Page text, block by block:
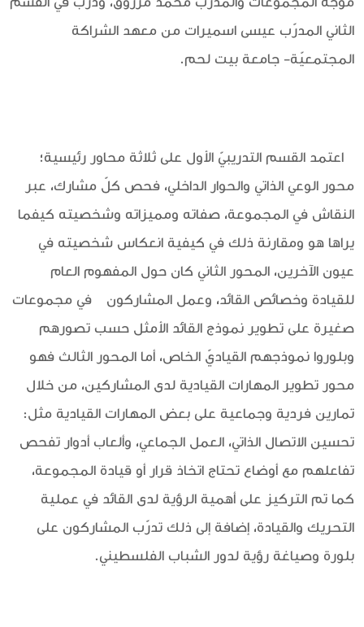
الثاني المدرّب عيسى اسميرات من معهد الشراكة
المجتمعيّة- جامعة بيت لحم.
اعتمد القسم التدريبيّ الأول على ثلاثة محاور رئيسية؛
محور الوعي الذاتي والحوار الداخلي، فحص كلّ مشارك، عبر
النقاش في المجموعة، صفاته ومميزاته وشخصيته كيفما
يراها هو ومقارنة ذلك في كيفية انعكاس شخصيته في
عيون الآخرين، المحور الثاني كان حول المفهوم العام
للقيادة وخصائص القائد، وعمل المشاركون في مجموعات
صغيرة على تطوير نموذج القائد الأمثل حسب تصورهم
وبلوروا نموذجهم القياديّ الخاص، أما المحور الثالث فهو
محور تطوير المهارات القيادية لدى المشاركين، من خلال
تمارين فردية وجماعية على بعض المهارات القيادية مثل:
تحسين الاتصال الذاتي، العمل الجماعي، وألعاب أدوار تفحص
تفاعلهم مع أوضاع تحتاج اتخاذ قرار أو قيادة المجموعة،
كما تم التركيز على أهمية الرؤية لدى القائد في عملية
التحريك والقيادة، إضافة إلى ذلك تدرّب المشاركون على
بلورة وصياغة رؤية لدور الشباب الفلسطيني.